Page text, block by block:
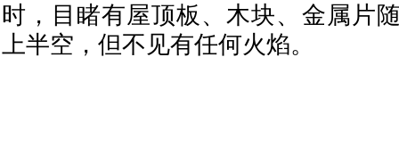
时，目睹有屋顶板、木块、金属片
上半空，但不见有任何火焰。